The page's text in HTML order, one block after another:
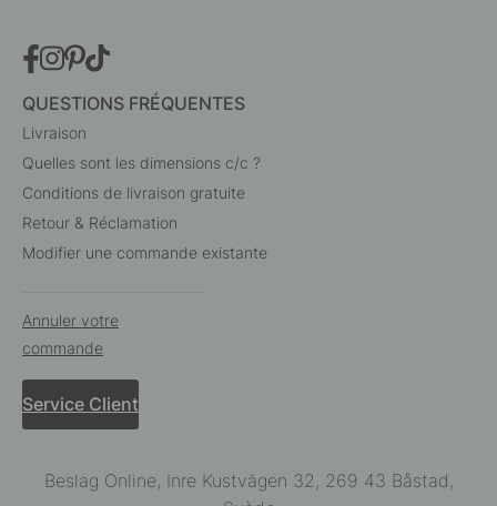
QUESTIONS FRÉQUENTES
Livraison
Quelles sont les dimensions c/c ?
Conditions de livraison gratuite
Retour & Réclamation
Modifier une commande existante
Annuler votre
commande
Service Client
Beslag Online, Inre Kustvägen 32, 269 43 Båstad,